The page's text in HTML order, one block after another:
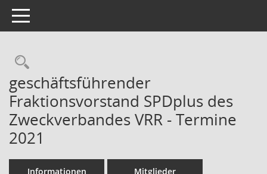
Toggle navigation
Rechercheauswahl
geschäftsführender
Fraktionsvorstand SPDplus des
Zweckverbandes VRR - Termine
2021
Informationen Mitglieder